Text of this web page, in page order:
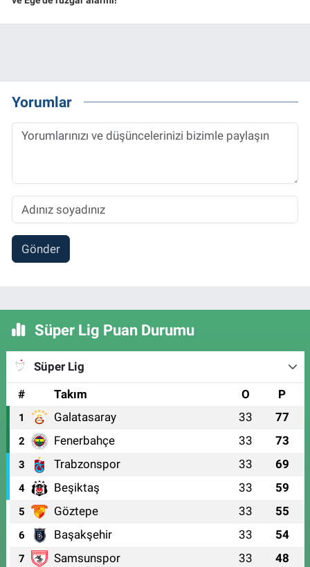
Yorumlar
Gönder
Süper Lig Puan Durumu
Süper Lig
#
Takım O P
1 Galatasaray 33 77
2 Fenerbahçe 33 73
3 Trabzonspor 33 69
4 Beşiktaş 33 59
5 Göztepe 33 55
6 Başakşehir 33 54
7 Samsunspor 33 48